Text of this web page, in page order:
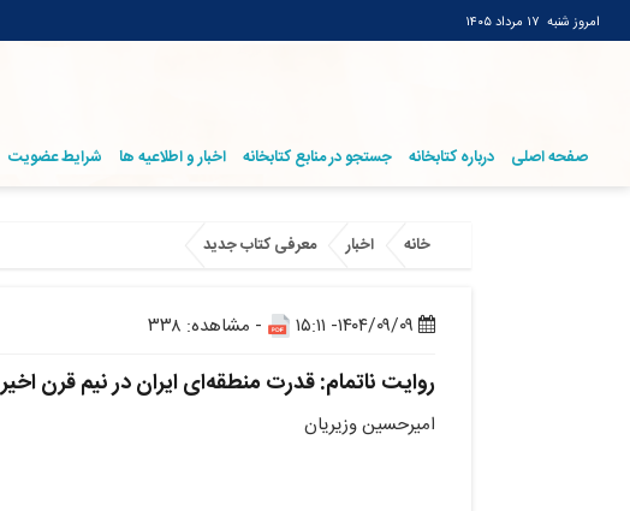
امروز شنبه ۱۷ مرداد ۱۴۰۵
صفحه اصلی درباره کتابخانه جستجو در منابع کتابخانه اخبار و اطلاعیه ها شرایط عضویت
خانه اخبار معرفی کتاب جدید
۱۴۰۴/۰۹/۰۹- ۱۵:۱۱ - مشاهده: ۳۳۸
روایت ناتمام: قدرت منطقه‌ای ایران در نیم قرن اخیر
امیرحسین وزیریان